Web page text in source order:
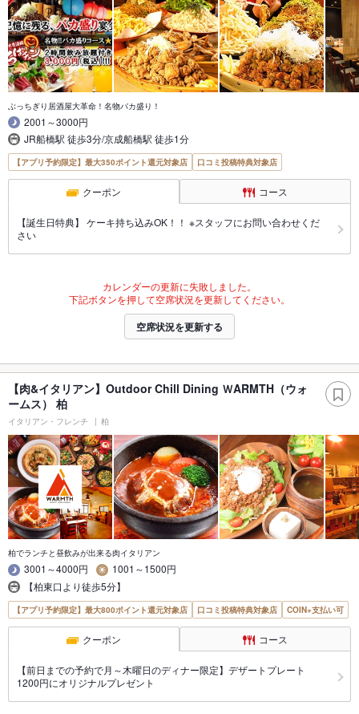
ぶっちぎり居酒屋大革命！名物バカ盛り！
2001～3000円
JR船橋駅 徒歩3分/京成船橋駅 徒歩1分
【アプリ予約限定】最大350ポイント還元対象店 口コミ投稿特典対象店
クーポン コース
【誕生日特典】 ケーキ持ち込みOK！！ ※スタッフにお問い合わせくだ
さい
カレンダーの更新に失敗しました。
下記ボタンを押して空席状況を更新してください。
空席状況を更新する
【肉&イタリアン】Outdoor Chill Dining ＷARMTH（ウォ
ームス） 柏
イタリアン・フレンチ 柏
柏でランチと昼飲みが出来る肉イタリアン
3001～4000円
1001～1500円
【柏東口より徒歩5分】
【アプリ予約限定】最大800ポイント還元対象店 口コミ投稿特典対象店 COIN+支払い可
クーポン コース
【前日までの予約で月～木曜日のディナー限定】デザートプレート
1200円にオリジナルプレゼント